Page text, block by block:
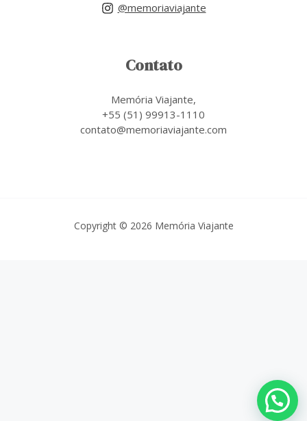
@memoriaviajante
Contato
Memória Viajante,
+55 (51) 99913-1110
contato@memoriaviajante.com
Copyright © 2026 Memória Viajante